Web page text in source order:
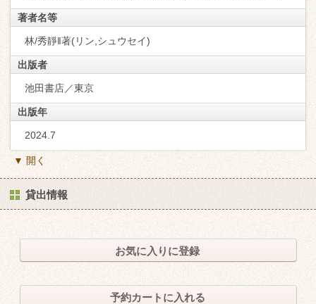
著者名等
林/秀靜‖著(リン,シュウセイ)
出版者
池田書店／東京
出版年
2024.7
▼ 開く
貸出情報
お気に入りに登録
予約カートに入れる